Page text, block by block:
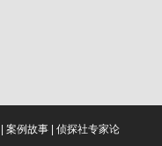
| 案例故事| 侦探社专家论